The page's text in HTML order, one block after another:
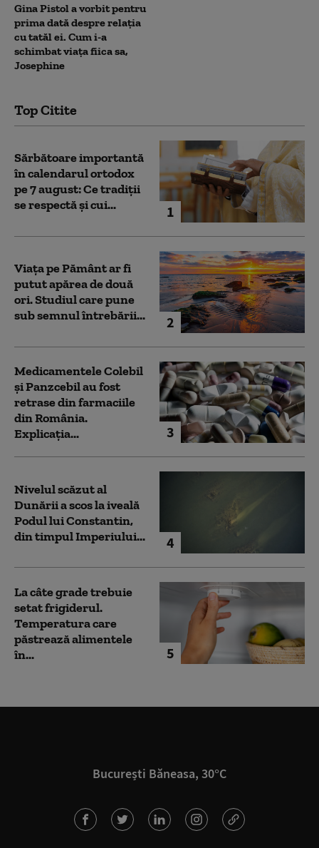
Gina Pistol a vorbit pentru
prima dată despre relația
cu tatăl ei. Cum i-a
schimbat viața fiica sa,
Josephine
Top Citite
1
Sărbătoare importantă
în calendarul ortodox
pe 7 august: Ce tradiții
se respectă și cui...
2
Viața pe Pământ ar fi
putut apărea de două
ori. Studiul care pune
sub semnul întrebării...
3
Medicamentele Colebil
și Panzcebil au fost
retrase din farmaciile
din România.
Explicația...
4
Nivelul scăzut al
Dunării a scos la iveală
Podul lui Constantin,
din timpul Imperiului...
5
La câte grade trebuie
setat frigiderul.
Temperatura care
păstrează alimentele
în...
București Băneasa, 30°C